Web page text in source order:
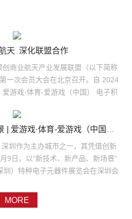
天 深化联盟合作
商业航天产业发展联盟（以下简称
一次会员大会在北京召开。自 2024
游戏·体育-爱游戏（中国） 电子积
程师胜鹏作为理事参会并领取理事
显公司在商业航天领域的行业地位
中关村领创商业航天产业发展联盟是
部门正式注册的行业社会组织，可
员，以“聚焦商业航天、推动产业融
新一届理事会，将为产业注入新动
国） 电子作为国内高可靠电子元器
新技术、新产品、新场景 | 爱游戏·体育-爱游戏（中国） 电子亮相2026春季全国（深圳）特种电子元器件展
深圳作为主办城市之一，其凭借创新
9日，以“新技术、新产品、新场景”
圳）特种电子元器件展览会在深圳会
携核心技术与创新成果亮相本届展
动能。系列产品亮相，展现核心技
MORE